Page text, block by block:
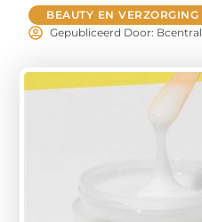
BEAUTY EN VERZORGING
Gepubliceerd Door: Bcentral